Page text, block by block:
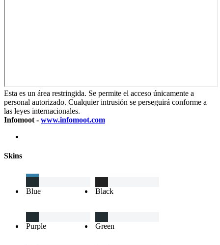
Esta es un área restringida. Se permite el acceso únicamente a
personal autorizado. Cualquier intrusión se perseguirá conforme a
las leyes internacionales.
Infomoot - www.infomoot.com
Skins
Blue Black
Purple Green